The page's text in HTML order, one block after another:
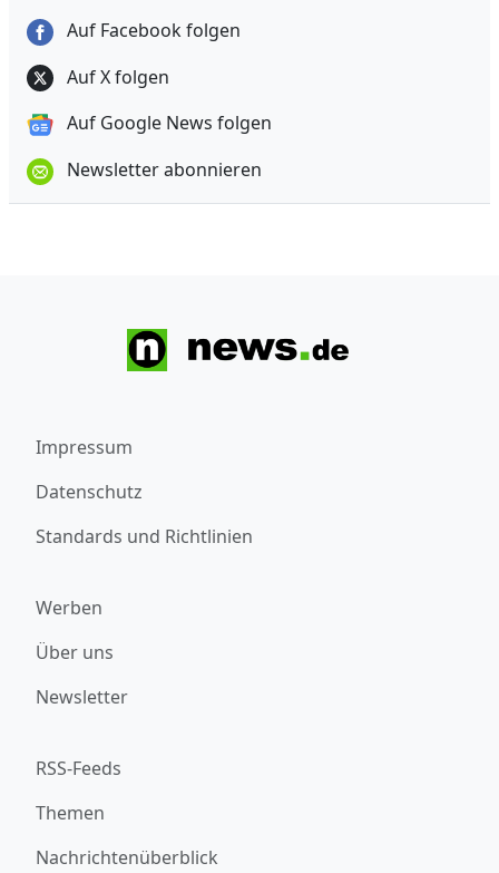
Auf Facebook folgen
Auf X folgen
Auf Google News folgen
Newsletter abonnieren
Impressum
Datenschutz
Standards und Richtlinien
Werben
Über uns
Newsletter
RSS-Feeds
Themen
Nachrichtenüberblick